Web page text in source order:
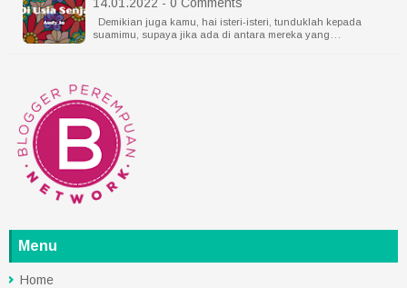
Demikian juga kamu, hai isteri-isteri, tunduklah kepada
suamimu, supaya jika ada di antara mereka yang…
Menu
Home